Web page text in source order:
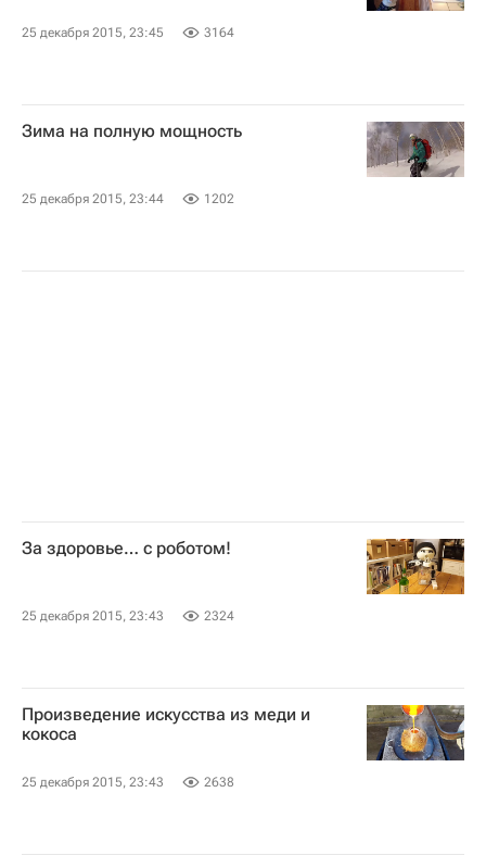
25 декабря 2015, 23:45 3164
Зима на полную мощность
25 декабря 2015, 23:44 1202
За здоровье… с роботом!
25 декабря 2015, 23:43 2324
Произведение искусства из меди и
кокоса
25 декабря 2015, 23:43 2638